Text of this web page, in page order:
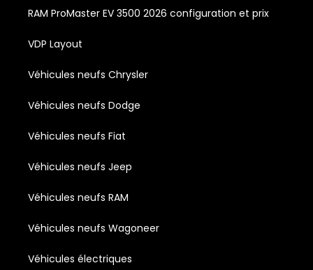
RAM ProMaster EV 3500 2026 configuration et prix
VDP Layout
Véhicules neufs Chrysler
Véhicules neufs Dodge
Véhicules neufs Fiat
Véhicules neufs Jeep
Véhicules neufs RAM
Véhicules neufs Wagoneer
Véhicules électriques